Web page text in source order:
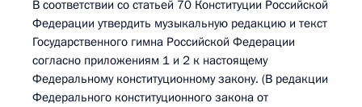
В соответствии со статьей 70 Конституции Российской
Федерации утвердить музыкальную редакцию и текст
Государственного гимна Российской Федерации
согласно приложениям 1 и 2 к настоящему
Федеральному конституционному закону. (В редакции
Федерального конституционного закона от